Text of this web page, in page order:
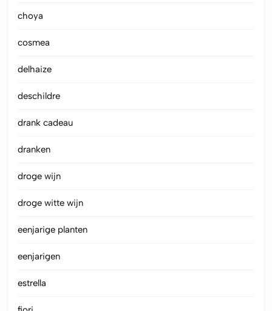
choya
cosmea
delhaize
deschildre
drank cadeau
dranken
droge wijn
droge witte wijn
eenjarige planten
eenjarigen
estrella